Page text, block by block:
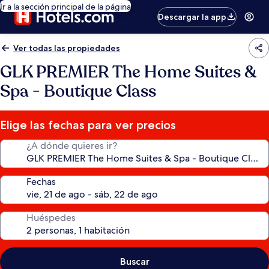
Ir a la sección principal de la página
Descargar la app
Ver todas las propiedades
GLK PREMIER The Home Suites &
Spa - Boutique Class
Elige las fechas para ver precios
¿A dónde quieres ir?
Fechas
Huéspedes
Buscar